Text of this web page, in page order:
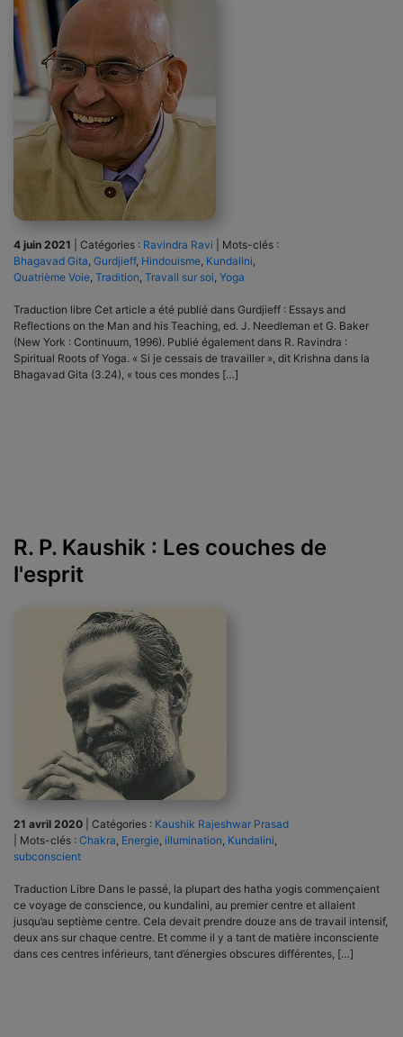
4 juin 2021 Catégories : Ravindra Ravi
Mots-clés :
Bhagavad Gita, Gurdjieff, Hindouisme, Kundalini,
Quatrième Voie, Tradition, Travail sur soi, Yoga
Traduction libre Cet article a été publié dans Gurdjieff : Essays and
Reflections on the Man and his Teaching, ed. J. Needleman et G. Baker
(New York : Continuum, 1996). Publié également dans R. Ravindra :
Spiritual Roots of Yoga. « Si je cessais de travailler », dit Krishna dans la
Bhagavad Gita (3.24), « tous ces mondes […]
R. P. Kaushik : Les couches de
l'esprit
21 avril 2020 Catégories : Kaushik Rajeshwar Prasad
Mots-clés : Chakra, Energie, illumination, Kundalini,
subconscient
Traduction Libre Dans le passé, la plupart des hatha yogis commençaient
ce voyage de conscience, ou kundalini, au premier centre et allaient
jusqu’au septième centre. Cela devait prendre douze ans de travail intensif,
deux ans sur chaque centre. Et comme il y a tant de matière inconsciente
dans ces centres inférieurs, tant d’énergies obscures différentes, […]